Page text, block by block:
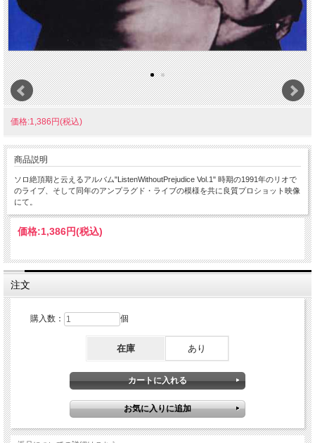
価格:1,386円(税込)
商品説明
ソロ絶頂期と云えるアルバム"ListenWithoutPrejudice Vol.1" 時期の1991年のリオで
のライブ、そして同年のアンプラグド・ライブの模様を共に良質プロショット映像
にて。
価格:1,386円(税込)
注文
購入数： 個
在庫 あり